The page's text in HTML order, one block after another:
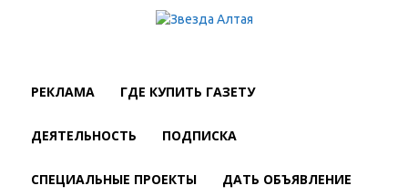
РЕКЛАМА ГДЕ КУПИТЬ ГАЗЕТУ
ДЕЯТЕЛЬНОСТЬ ПОДПИСКА
СПЕЦИАЛЬНЫЕ ПРОЕКТЫ ДАТЬ ОБЪЯВЛЕНИЕ